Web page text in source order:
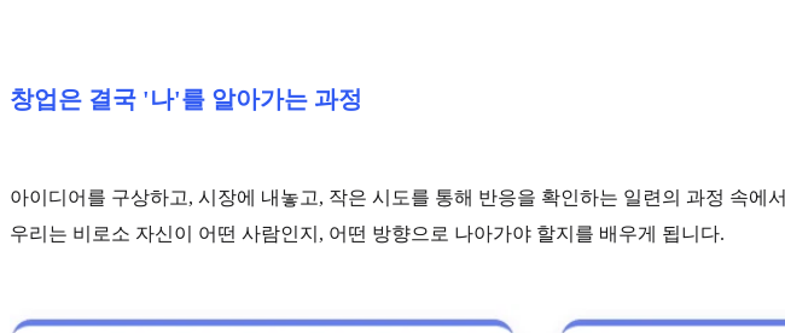
창업은 결국 '나'를 알아가는 과정
아이디어를 구상하고, 시장에 내놓고, 작은 시도를 통해 반응을 확인하는 일련의 과정 속에서
우리는 비로소 자신이 어떤 사람인지, 어떤 방향으로 나아가야 할지를 배우게 됩니다.